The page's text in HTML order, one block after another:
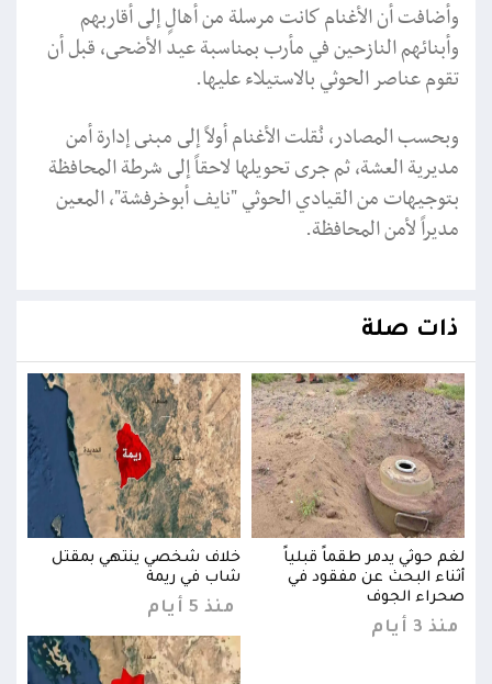
وأضافت أن الأغنام كانت مرسلة من أهالٍ إلى أقاربهم
وأبنائهم النازحين في مأرب بمناسبة عيد الأضحى، قبل أن
تقوم عناصر الحوثي بالاستيلاء عليها.
وبحسب المصادر، نُقلت الأغنام أولاً إلى مبنى إدارة أمن
مديرية العشة، ثم جرى تحويلها لاحقاً إلى شرطة المحافظة
بتوجيهات من القيادي الحوثي "نايف أبوخرفشة"، المعين
مديراً لأمن المحافظة.
ذات صلة
لغم حوثي يدمر طقماً قبلياً
أثناء البحث عن مفقود في
صحراء الجوف
منذ 3 أيام
خلاف شخصي ينتهي بمقتل
شاب في ريمة
منذ 5 أيام